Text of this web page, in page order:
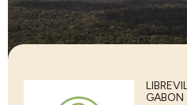
GABON